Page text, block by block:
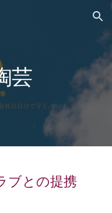
Skip to navigation
芸
ブとの提携